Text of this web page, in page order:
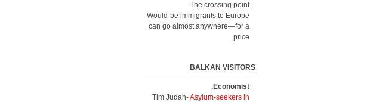
The crossing point
Would-be immigrants to Europe
can go almost anywhere—for a
price
BALKAN VISITORS
Economist,
Tim Judah-Asylum-seekers in